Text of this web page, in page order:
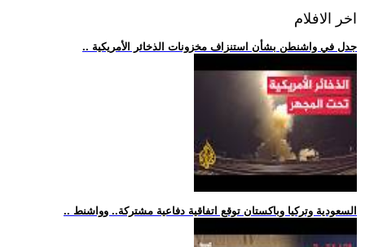
اخر الافلام
.. جدل في واشنطن بشأن استنزاف مخزونات الذخائر الأمريكية
.. السعودية وتركيا وباكستان توقع اتفاقية دفاعية مشتركة.. وواشنط